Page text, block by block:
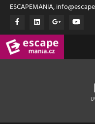
ESCAPEMANIA,